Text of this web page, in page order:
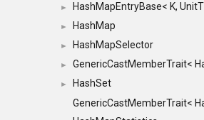
► HashMapEntryBase< K,
► HashMap
► HashMapSelector
► GenericCastMemberTrait<
►
HashSet
GenericCastMemberTrait<